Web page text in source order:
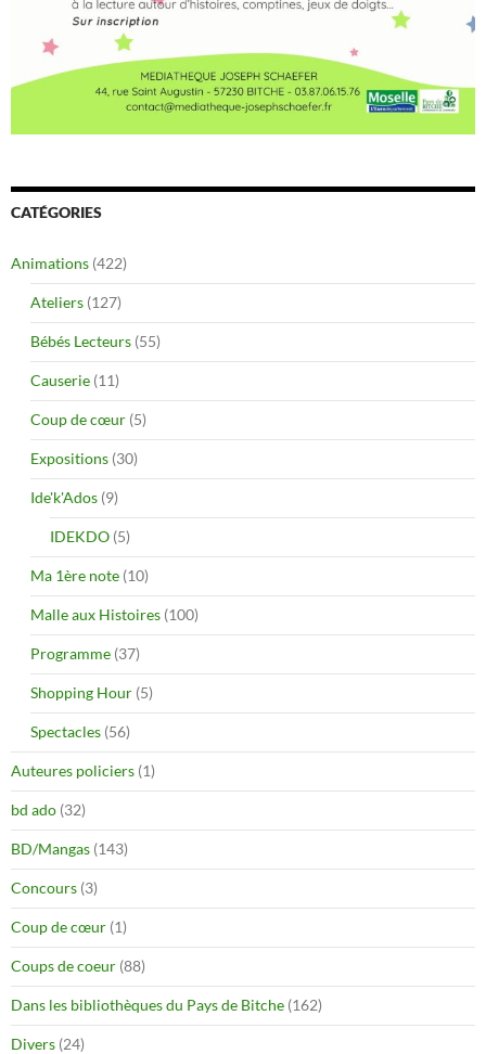
CATÉGORIES
Animations (422)
Ateliers (127)
Bébés Lecteurs (55)
Causerie (11)
Coup de cœur (5)
Expositions (30)
Ide'k'Ados (9)
IDEKDO (5)
Ma 1ère note (10)
Malle aux Histoires (100)
Programme (37)
Shopping Hour (5)
Spectacles (56)
Auteures policiers (1)
bd ado (32)
BD/Mangas (143)
Concours (3)
Coup de cœur (1)
Coups de coeur (88)
Dans les bibliothèques du Pays de Bitche (162)
Divers (24)